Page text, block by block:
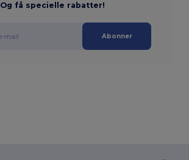
Og få specielle rabatter!
Abonner